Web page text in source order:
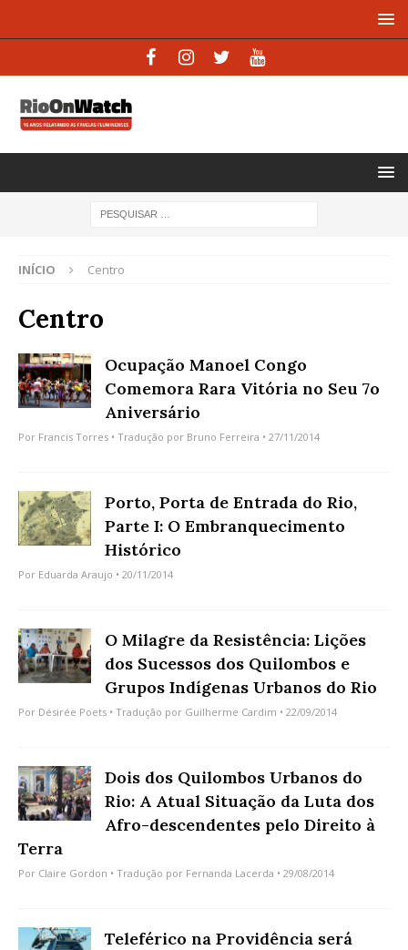
INÍCIO Centro
Centro
Ocupação Manoel Congo
Comemora Rara Vitória no Seu 7o
Aniversário
Por Francis Torres • Tradução por Bruno Ferreira • 27/11/2014
Porto, Porta de Entrada do Rio,
Parte I: O Embranquecimento
Histórico
Por Eduarda Araujo • 20/11/2014
O Milagre da Resistência: Lições
dos Sucessos dos Quilombos e
Grupos Indígenas Urbanos do Rio
Por Désirée Poets • Tradução por Guilherme Cardim • 22/09/2014
Dois dos Quilombos Urbanos do
Rio: A Atual Situação da Luta dos
Afro-descendentes pelo Direito à
Terra
Por Claire Gordon • Tradução por Fernanda Lacerda • 29/08/2014
Teleférico na Providência será